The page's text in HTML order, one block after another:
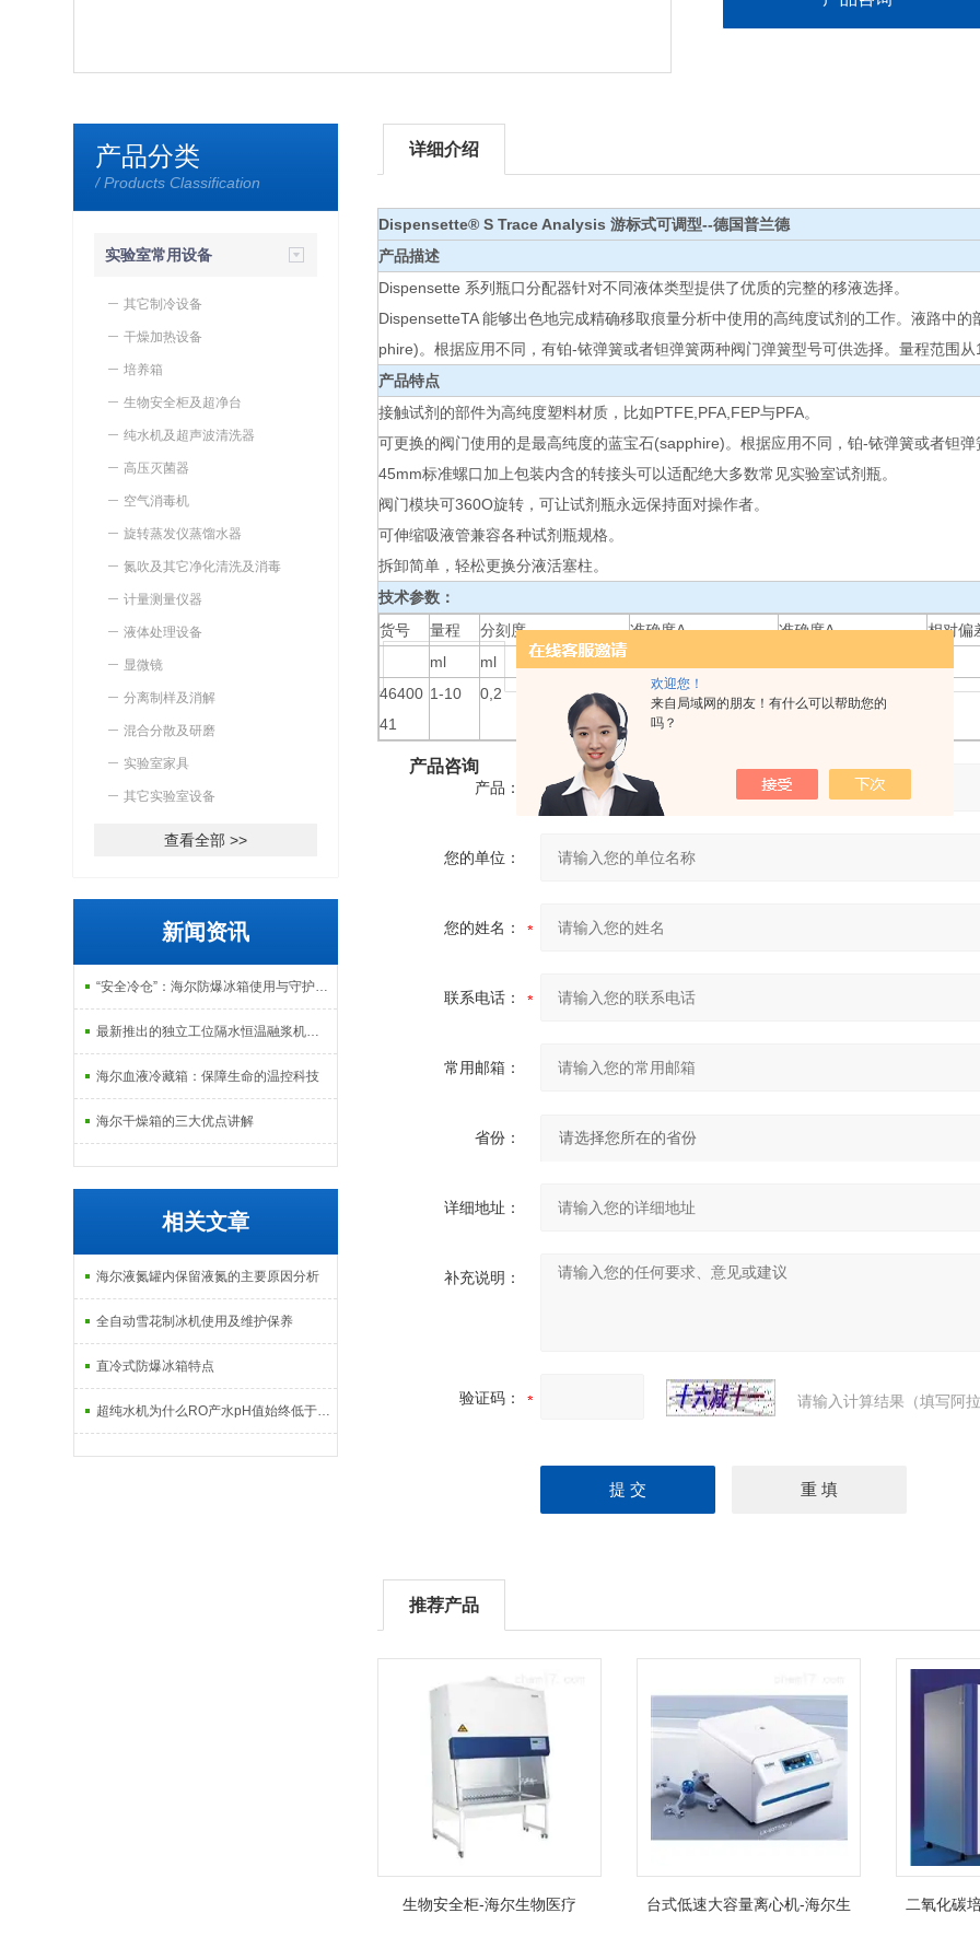
欢迎您！
来自局域网的朋友！有什么可以帮助您的
吗？
产品分类
/ Products Classification
实验室常用设备
其它制冷设备
干燥加热设备
培养箱
生物安全柜及超净台
纯水机及超声波清洗器
高压灭菌器
空气消毒机
旋转蒸发仪蒸馏水器
氮吹及其它净化清洗及消毒
计量测量仪器
液体处理设备
显微镜
分离制样及消解
混合分散及研磨
实验室家具
其它实验室设备
查看全部 >>
新闻资讯
“安全冷仓”：海尔防爆冰箱使用与守护指南
最新推出的独立工位隔水恒温融浆机产品系列
海尔血液冷藏箱：保障生命的温控科技
海尔干燥箱的三大优点讲解
相关文章
海尔液氮罐内保留液氮的主要原因分析
全自动雪花制冰机使用及维护保养
直冷式防爆冰箱特点
超纯水机为什么RO产水pH值始终低于进水pH值
详细介绍
Dispensette® S Trace Analysis 游标式可调型--德国普兰德
产品描述
Dispensette 系列瓶口分配器针对不同液体类型提供了优质的完整的移液选择。
DispensetteTA 能够出色地完成精确移取痕量分析中使用的高纯度试剂的工作。液路中
phire)。根据应用不同，有铂-铱弹簧或者钽弹簧两种阀门弹簧型号可供选择。量程范围从
产品特点
接触试剂的部件为高纯度塑料材质，比如PTFE,PFA,FEP与PFA。
可更换的阀门使用的是最高纯度的蓝宝石(sapphire)。根据应用不同，铂-铱弹簧或者钽弹
45mm标准螺口加上包装内含的转接头可以适配绝大多数常见实验室试剂瓶。
阀门模块可360O旋转，可让试剂瓶永远保持面对操作者。
可伸缩吸液管兼容各种试剂瓶规格。
拆卸简单，轻松更换分液活塞柱。
技术参数：
货号
量程 分刻度 准确度A 准确度A 相对偏
ml
ml
46400
41
1-10 0,2 0,5 50
产品咨询
产品：
您的单位：
您的姓名：
联系电话：
常用邮箱：
省份：
详细地址：
补充说明：
验证码： 请输入计算结果（填写阿
推荐产品
生物安全柜-海尔生物医疗
台式低速大容量离心机-海尔生
二氧化碳